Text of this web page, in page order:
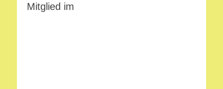
Mitglied im